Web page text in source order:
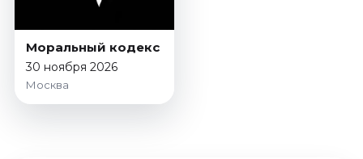
Моральный кодекс
30 ноября 2026
Москва